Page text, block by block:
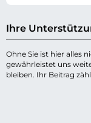
Ihre
Ohne Sie ist hier alles
gewährleistet uns
bleiben. Ihr Beitrag